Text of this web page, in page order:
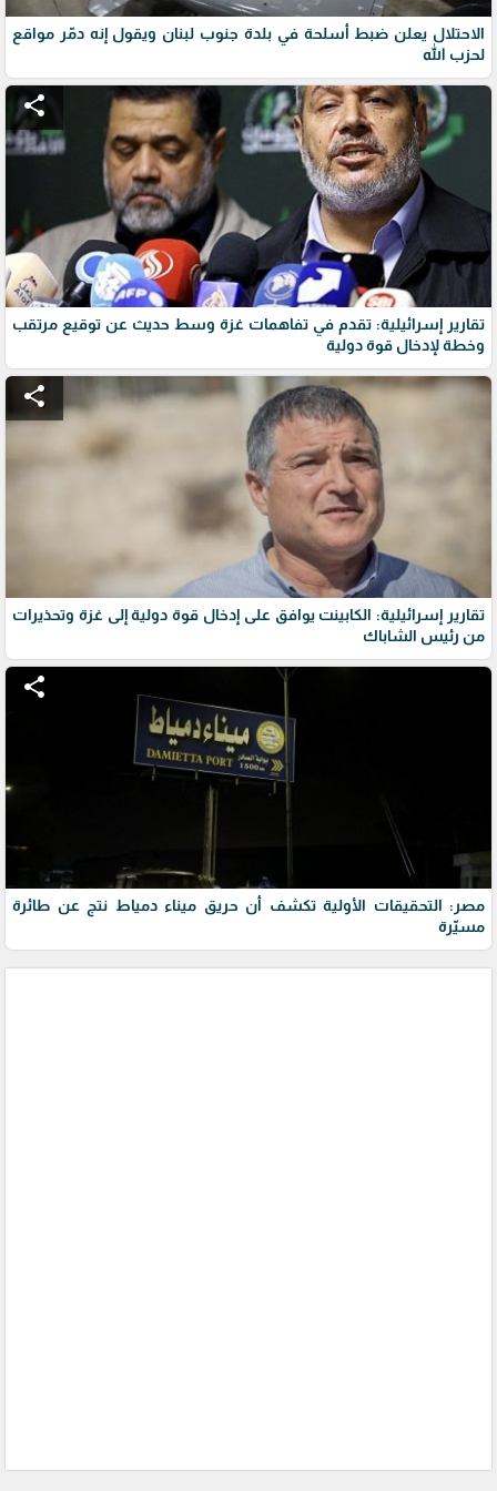
الاحتلال يعلن ضبط أسلحة في بلدة جنوب لبنان ويقول إنه دمّر مواقع
لحزب الله
share
تقارير إسرائيلية: تقدم في تفاهمات غزة وسط حديث عن توقيع مرتقب
وخطة لإدخال قوة دولية
share
تقارير إسرائيلية: الكابينت يوافق على إدخال قوة دولية إلى غزة وتحذيرات
من رئيس الشاباك
share
مصر: التحقيقات الأولية تكشف أن حريق ميناء دمياط نتج عن طائرة
مسيّرة